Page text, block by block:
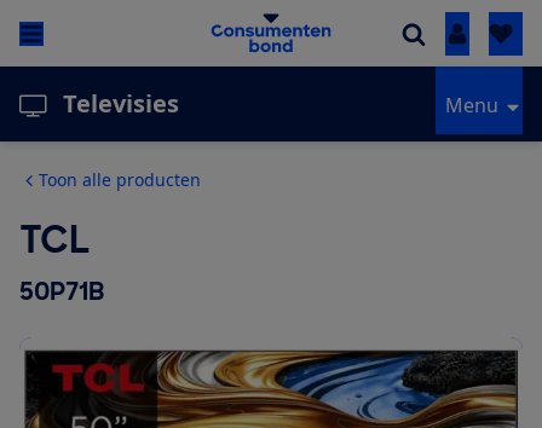
Inloggen
Televisies Menu
Toon alle producten
TCL
50P71B